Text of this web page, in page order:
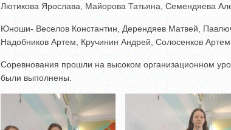
Лютикова Ярослава, Майорова Татьяна, Семендяева
Юноши- Веселов Константин, Дерендяев Матвей,
Надобников Артем, Кручинин Андрей, Солосенков
Соревнования прошли на высоком организационном
были выполнены.